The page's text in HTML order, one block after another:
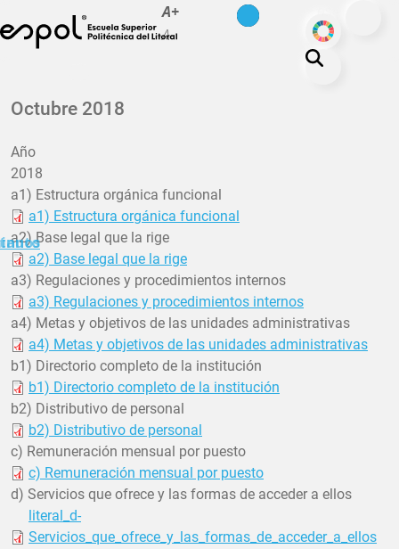
Skip to main content
A+
A-
ODS
About ESPOL
Campus life
Research
Our Print
Transparency
Octubre 2018
Año
2018
a1) Estructura orgánica funcional
a1) Estructura orgánica funcional
a2) Base legal que la rige
a2) Base legal que la rige
a3) Regulaciones y procedimientos internos
a3) Regulaciones y procedimientos internos
a4) Metas y objetivos de las unidades administrativas
a4) Metas y objetivos de las unidades administrativas
b1) Directorio completo de la institución
b1) Directorio completo de la institución
b2) Distributivo de personal
b2) Distributivo de personal
c) Remuneración mensual por puesto
c) Remuneración mensual por puesto
d) Servicios que ofrece y las formas de acceder a ellos
literal_d-
Servicios_que_ofrece_y_las_formas_de_acceder_a_ellos